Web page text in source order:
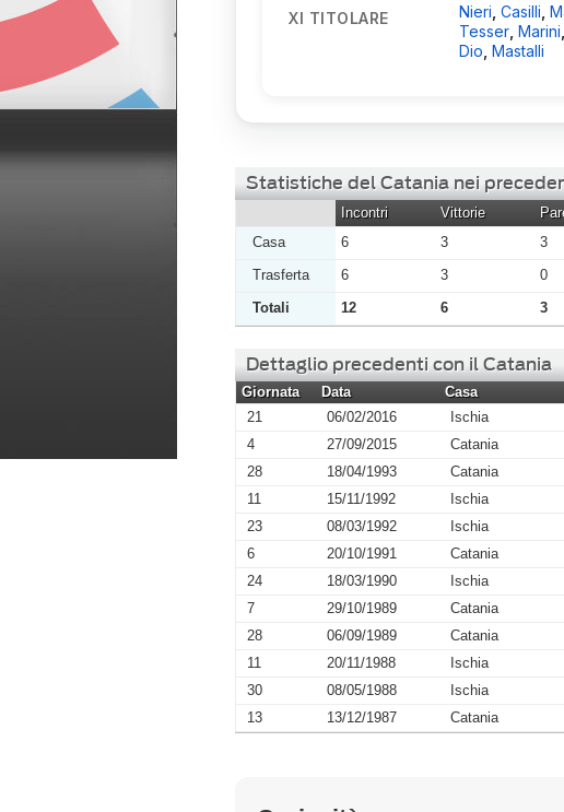
XI TITOLARE Nieri ,Casilli ,
Tesser ,Marini
Dio ,Mastalli
Statistiche del Catania nei
Incontri Vittorie
Casa
6 3 3
Trasferta
6 3 0
Totali
12 6 3
Dettaglio precedenti con il Catania
Giornata Data Casa
21
06/02/2016 Ischia
4
27/09/2015 Catania
28
18/04/1993 Catania
11
15/11/1992 Ischia
23
08/03/1992 Ischia
6
20/10/1991 Catania
24
18/03/1990 Ischia
7
29/10/1989 Catania
28
06/09/1989 Catania
11
20/11/1988 Ischia
30
08/05/1988 Ischia
13
13/12/1987 Catania